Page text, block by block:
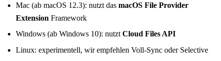
Mac (ab macOS 12.3): nutzt das macOS File Provider
Extension Framework
Windows (ab Windows 10): nutzt Cloud Files API
Linux: experimentell, wir empfehlen Voll-Sync oder Selective